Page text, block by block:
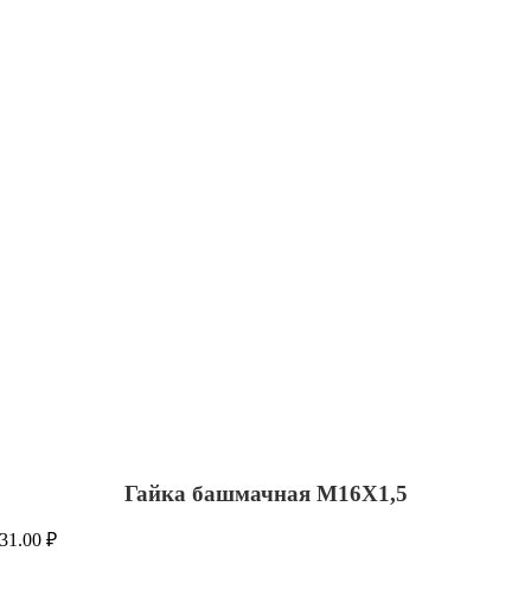
Гайка башмачная М16Х1,5
31.00₽